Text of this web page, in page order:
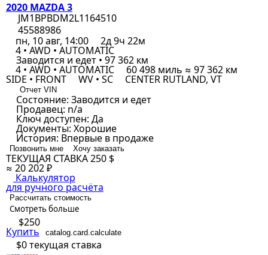
2020 MAZDA 3
JM1BPBDM2L1164510
45588986
пн, 10 авг, 14:00
2д 9ч 22м
4 • AWD • AUTOMATIC
Заводится и едет • 97 362 км
4 • AWD • AUTOMATIC 60 498 миль ≈ 97 362 км
SIDE • FRONT WV • SC CENTER RUTLAND, VT
Отчет VIN
Состояние: Заводится и едет
Продавец: n/a
Ключ доступен: Да
Документы: Хорошие
История: Впервые в продаже
Позвонить мне Хочу заказать
ТЕКУЩАЯ СТАВКА250 $
≈ 20 202 ₽
Калькулятор
для ручного расчёта
Рассчитать стоимость
Смотреть больше
$250
Купить catalog.card.calculate
$0текущая ставка